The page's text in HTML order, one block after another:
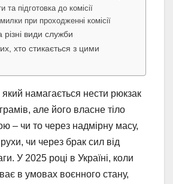
та підготовка до комісії
при проходженні комісії
види служби
хто стикається з цими
який намагається нести рюкзак
але його власне тіло
– чи то через надмірну масу,
чи через брак сил від
У 2025 році в Україні, коли
в умовах воєнного стану,